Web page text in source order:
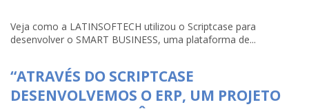
Veja como a LATINSOFTECH utilizou o Scriptcase para
desenvolver o SMART BUSINESS, uma plataforma de...
“ATRAVÉS DO SCRIPTCASE
DESENVOLVEMOS O ERP, UM PROJETO